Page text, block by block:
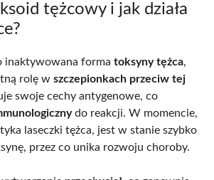
tężcowy i jak działa
inaktywowana forma toksyny tężca,
rolę w szczepionkach przeciw tej
swoje cechy antygenowe, co
do reakcji. W momencie,
laseczki tężca, jest w stanie szybko
przez co unika rozwoju choroby.